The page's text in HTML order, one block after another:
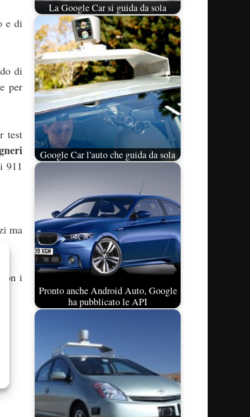
e di
di
per
test
911
ma
i
La Google Car si guida da sola
Google Car l'auto che guida da sola
Pronto anche Android Auto, Google
ha pubblicato le API